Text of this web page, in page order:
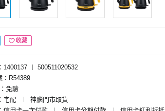
收藏
1400137
500511020532
：R54389
免驗
宅配
神腦門市取貨